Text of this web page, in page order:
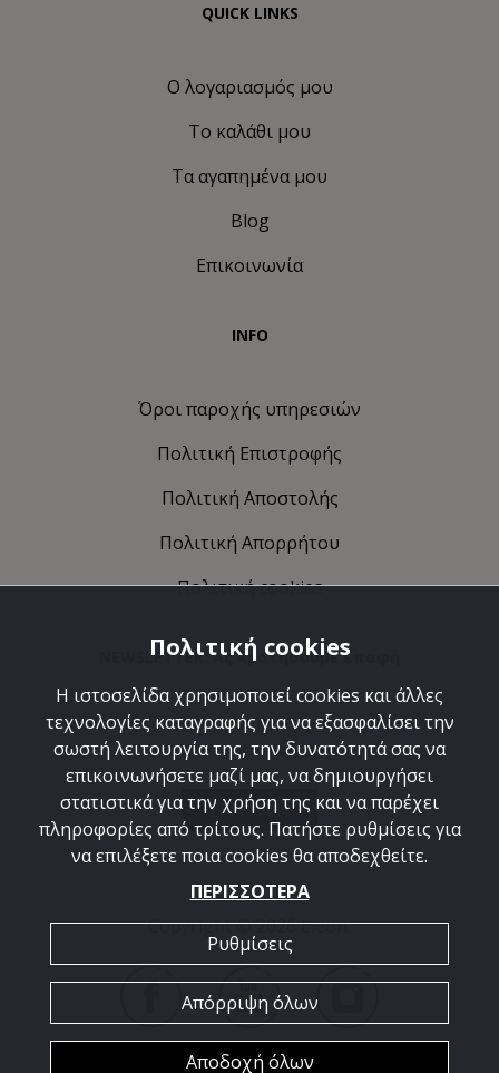
QUICK LINKS
Ο λογαριασμός μου
Το καλάθι μου
Τα αγαπημένα μου
Blog
Επικοινωνία
INFO
Όροι παροχής υπηρεσιών
Πολιτική Eπιστροφής
Πολιτική Αποστολής
Πολιτική Απορρήτου
Πολιτική cookies
NEWSLETTER: Ας κρατήσουμε επαφή
Ανακαλύψτε τις δημιουργίες μας και ελάτε να
γνωριστούμε καλύτερα.
ΕΓΓΡΑΦΗ
Copyright © 2026 Lieon.
Πολιτική cookies
Η ιστοσελίδα χρησιμοποιεί cookies και άλλες
τεχνολογίες καταγραφής για να εξασφαλίσει την
σωστή λειτουργία της, την δυνατότητά σας να
επικοινωνήσετε μαζί μας, να δημιουργήσει
στατιστικά για την χρήση της και να παρέχει
πληροφορίες από τρίτους. Πατήστε ρυθμίσεις για
να επιλέξετε ποια cookies θα αποδεχθείτε.
ΠΕΡΙΣΣΟΤΕΡΑ
Ρυθμίσεις
Απόρριψη όλων
Αποδοχή όλων